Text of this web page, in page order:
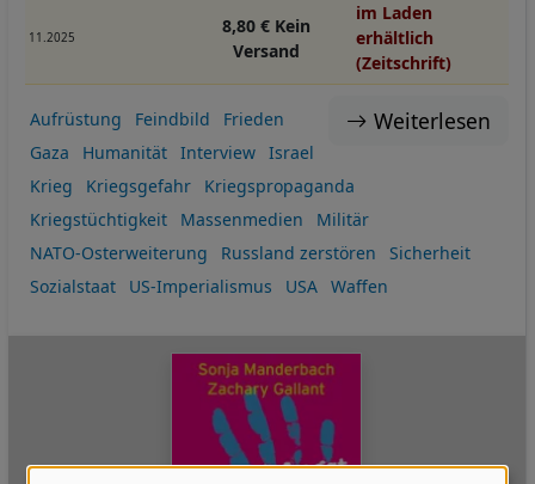
11.2025
8,80 € Kein
Versand
im Laden
erhältlich
(Zeitschrift)
Weiterlesen
Aufrüstung Feindbild
Frieden
Gaza
Humanität Interview
Israel
Krieg
Kriegsgefahr
Kriegspropaganda
Kriegstüchtigkeit
Massenmedien
Militär
NATO-Osterweiterung
Russland zerstören
Sicherheit
Sozialstaat
US-Imperialismus USA Waffen